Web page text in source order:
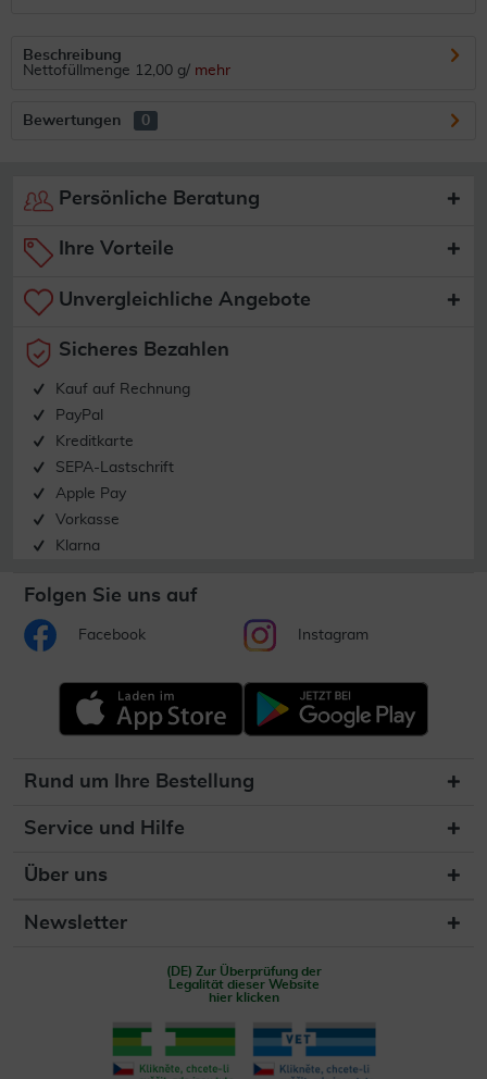
Beschreibung
Nettofüllmenge 12,00 g/ mehr
Bewertungen 0
Persönliche Beratung
Ihre Vorteile
Unvergleichliche Angebote
Sicheres Bezahlen
Kauf auf Rechnung
PayPal
Kreditkarte
SEPA-Lastschrift
Apple Pay
Vorkasse
Klarna
Folgen Sie uns auf
Facebook Instagram
Rund um Ihre Bestellung
Service und Hilfe
Über uns
Newsletter
(DE) Zur Überprüfung der
Legalität dieser Website
hier klicken